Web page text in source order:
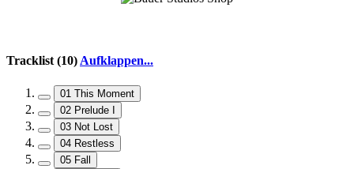
Tracklist (10)Aufklappen...
01 This Moment
02 Prelude I
03 Not Lost
04 Restless
05 Fall